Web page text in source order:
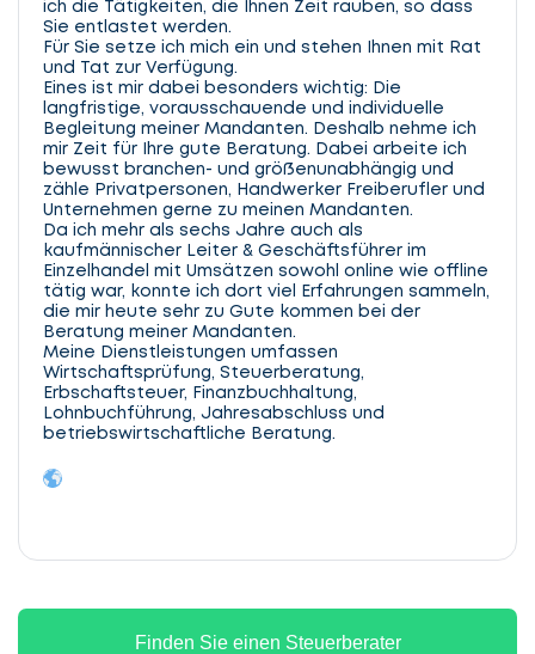
ich die Tätigkeiten, die Ihnen Zeit rauben, so dass
Sie entlastet werden.
Für Sie setze ich mich ein und stehen Ihnen mit Rat
und Tat zur Verfügung.
Eines ist mir dabei besonders wichtig: Die
langfristige, vorausschauende und individuelle
Begleitung meiner Mandanten. Deshalb nehme ich
mir Zeit für Ihre gute Beratung. Dabei arbeite ich
bewusst branchen- und größenunabhängig und
zähle Privatpersonen, Handwerker Freiberufler und
Unternehmen gerne zu meinen Mandanten.
Da ich mehr als sechs Jahre auch als
kaufmännischer Leiter & Geschäftsführer im
Einzelhandel mit Umsätzen sowohl online wie offline
tätig war, konnte ich dort viel Erfahrungen sammeln,
die mir heute sehr zu Gute kommen bei der
Beratung meiner Mandanten.
Meine Dienstleistungen umfassen
Wirtschaftsprüfung, Steuerberatung,
Erbschaftsteuer, Finanzbuchhaltung,
Lohnbuchführung, Jahresabschluss und
betriebswirtschaftliche Beratung.
Finden Sie einen Steuerberater